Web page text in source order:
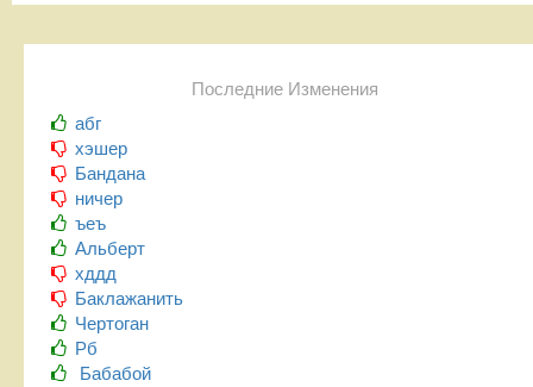
Последние Изменения
абг
хэшер
Бандана
ничер
ъеъ
Альберт
хддд
Баклажанить
Чертоган
Рб
Бабабой